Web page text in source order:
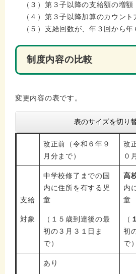
（３）第３子以降の支給額の増額
（４）第３子以降加算のカウント
（５）支給回数が、年３回から年
制度内容の比較
変更内容の表です。
表のサイズを切り
改正前（令和６年９
月分まで）
改
０
支給
対象
中学校修了までの国
内に住所を有する児
童
（１５歳到達後の最
初の３月３１日ま
で）
高
内
童
（
初
で）
あり